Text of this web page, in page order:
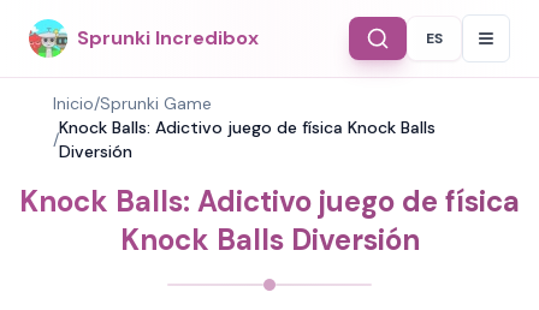
Sprunki Incredibox Select
ES
Inicio/Sprunki Game
/
Knock Balls: Adictivo juego de física Knock Balls
Diversión
Knock Balls: Adictivo juego de física
Knock Balls Diversión